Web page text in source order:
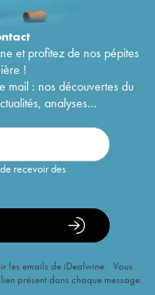
et profitez de nos pépites
!
mail : nos découvertes du
analyses...
recevoir des
les emails de iDealwine. Vous
présent dans chaque message.